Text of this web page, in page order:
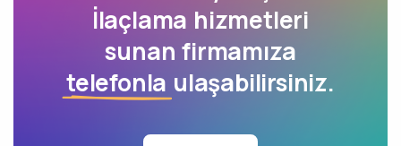
İlaçlama hizmetleri
sunan firmamıza
telefonla ulaşabilirsiniz.